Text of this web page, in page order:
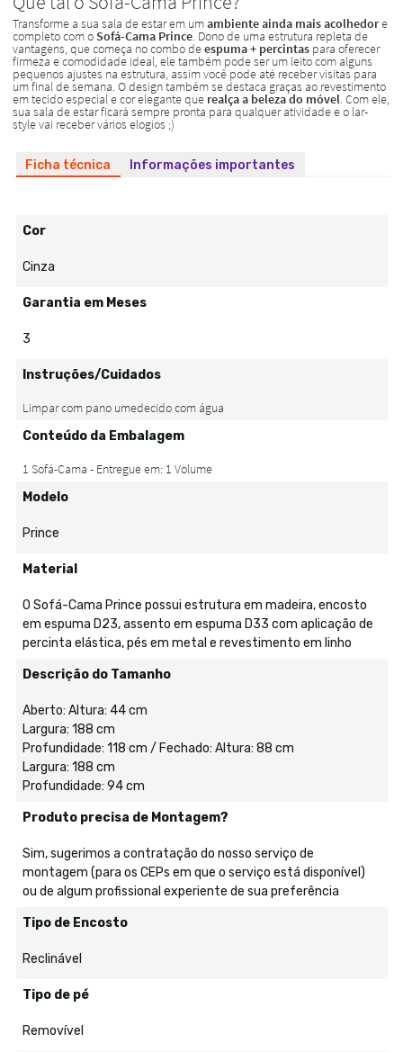
Ficha técnica Informações importantes
Cor
Cinza
Garantia em Meses
3
Instruções/Cuidados
Conteúdo da Embalagem
Modelo
Prince
Material
O Sofá-Cama Prince possui estrutura em madeira, encosto
em espuma D23, assento em espuma D33 com aplicação de
percinta elástica, pés em metal e revestimento em linho
Descrição do Tamanho
Aberto: Altura: 44 cm
Largura: 188 cm
Profundidade: 118 cm / Fechado: Altura: 88 cm
Largura: 188 cm
Profundidade: 94 cm
Produto precisa de Montagem?
Sim, sugerimos a contratação do nosso serviço de
montagem (para os CEPs em que o serviço está disponível)
ou de algum profissional experiente de sua preferência
Tipo de Encosto
Reclinável
Tipo de pé
Removível